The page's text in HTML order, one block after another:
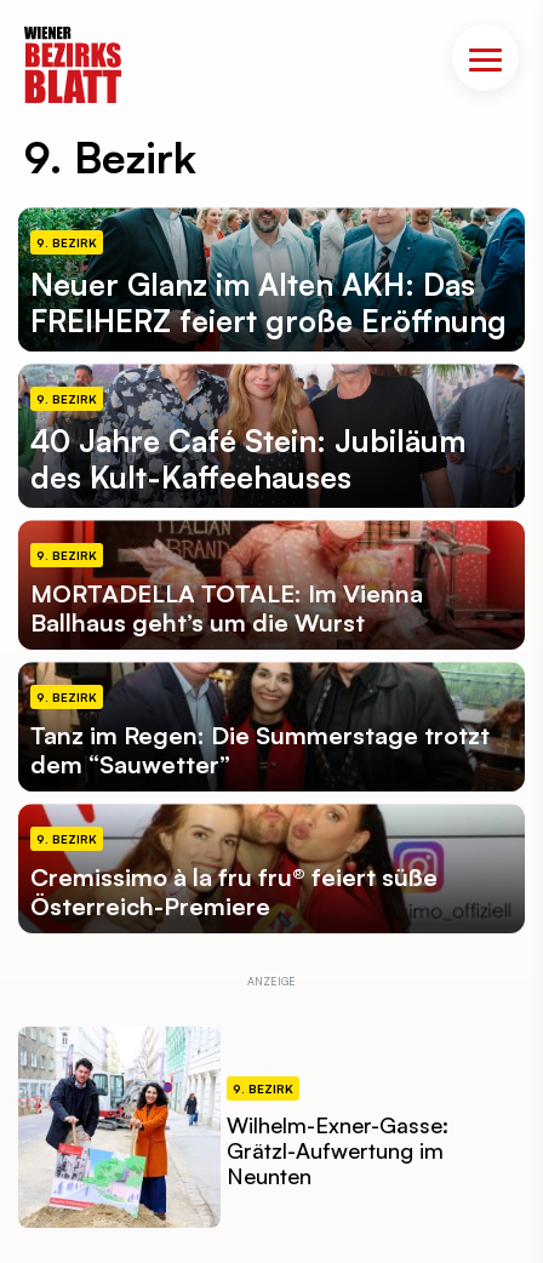
9. Bezirk
9. BEZIRK
Neuer Glanz im Alten AKH: Das
FREIHERZ feiert große Eröffnung
9. BEZIRK
40 Jahre Café Stein: Jubiläum
des Kult-Kaffeehauses
9. BEZIRK
MORTADELLA TOTALE: Im Vienna
Ballhaus geht’s um die Wurst
9. BEZIRK
Tanz im Regen: Die Summerstage trotzt
dem “Sauwetter”
9. BEZIRK
Cremissimo à la fru fru® feiert süße
Österreich-Premiere
9. BEZIRK
Wilhelm-Exner-Gasse:
Grätzl-Aufwertung im
Neunten